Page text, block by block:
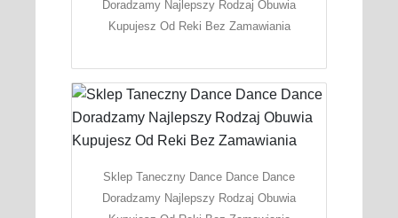
Doradzamy Najlepszy Rodzaj Obuwia
Kupujesz Od Reki Bez Zamawiania
Sklep Taneczny Dance Dance Dance
Doradzamy Najlepszy Rodzaj Obuwia